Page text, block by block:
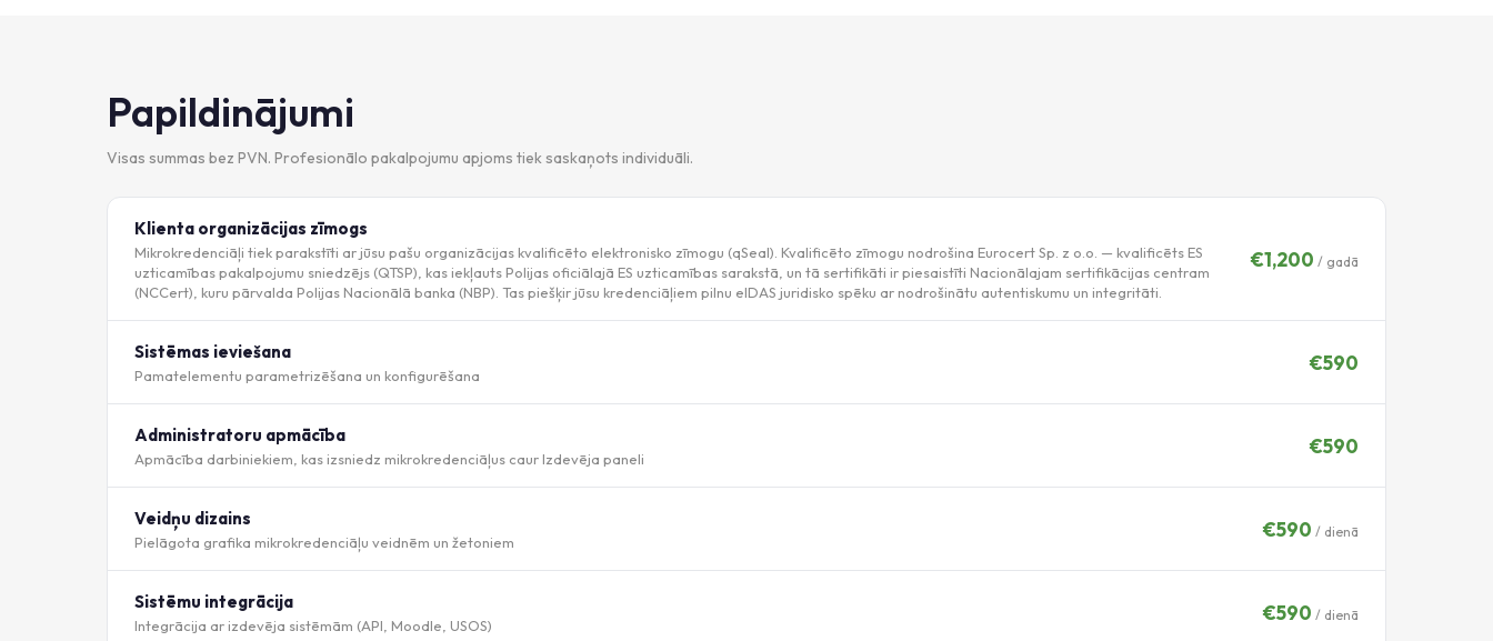
Papildinājumi
Visas summas bez PVN. Profesionālo pakalpojumu apjoms tiek saskaņots individuāli.
Klienta organizācijas zīmogs
Mikrokredenciāļi tiek parakstīti ar jūsu pašu organizācijas kvalificēto elektronisko zīmogu (qSeal). Kvalificēto zīmogu nodrošina Eurocert Sp. z o.o. — kvalificēts ES
uzticamības pakalpojumu sniedzējs (QTSP), kas iekļauts Polijas oficiālajā ES uzticamības sarakstā, un tā sertifikāti ir piesaistīti Nacionālajam sertifikācijas centram
(NCCert), kuru pārvalda Polijas Nacionālā banka (NBP). Tas piešķir jūsu kredenciāļiem pilnu eIDAS juridisko spēku ar nodrošinātu autentiskumu un integritāti.
€1,200 / gadā
Sistēmas ieviešana
Pamatelementu parametrizēšana un konfigurēšana
€590
Administratoru apmācība
Apmācība darbiniekiem, kas izsniedz mikrokredenciāļus caur Izdevēja paneli
€590
Veidņu dizains
Pielāgota grafika mikrokredenciāļu veidnēm un žetoniem
€590 / dienā
Sistēmu integrācija
Integrācija ar izdevēja sistēmām (API, Moodle, USOS)
€590 / dienā